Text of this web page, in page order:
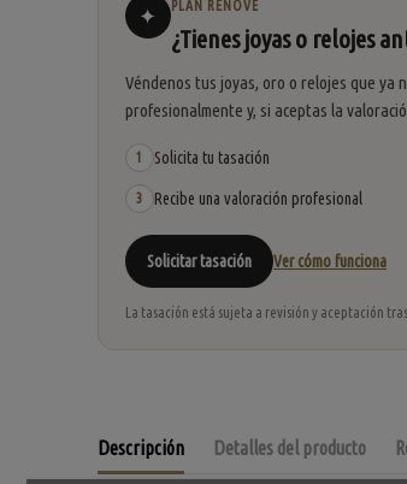
✦ PLAN RENOVE
¿Tienes joyas o relojes
Véndenos tus joyas, oro o relojes que ya
profesionalmente y, si aceptas la
1 Solicita tu tasación
3 Recibe una valoración profesional
Solicitar tasación Ver cómo funciona
La tasación está sujeta a revisión y aceptación
Descripción Detalles del producto